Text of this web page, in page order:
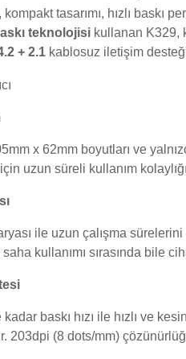
tasarımı, hızlı baskı
teknolojisi kullanan K329,
+ 2.1 kablosuz iletişim
x 62mm boyutları ve
uzun süreli kullanım
ile uzun çalışma
kullanımı sırasında bile
baskı hızı ile hızlı ve
203dpi (8 dots/mm)